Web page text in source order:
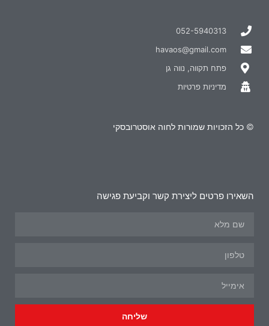
052-5940313
havaos@gmail.com
פתח תקווה, נווה גן
מדיניות פרטיות
© כל הזכויות שמורות לחוה אוסטרובסקי
השאירו פרטים ליצירת קשר וקביעת פגישה
שליחה